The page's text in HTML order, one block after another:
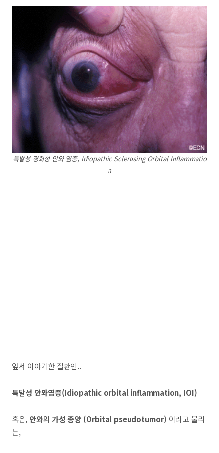
특발성 경화성 안와 염증, Idiopathic Sclerosing Orbital Inflammatio
n
앞서 이야기한 질환인..
특발성 안와염증(Idiopathic orbital inflammation, IOI)
혹은, 안와의 가성 종양 (Orbital pseudotumor) 이라고 불리
는,